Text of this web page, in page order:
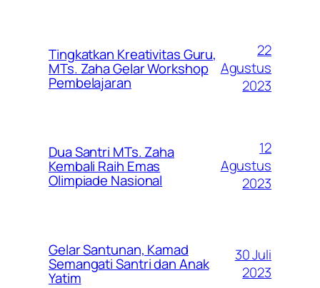
Tingkatkan Kreativitas Guru,
MTs. Zaha Gelar Workshop
Pembelajaran
22
Agustus
2023
Dua Santri MTs. Zaha
Kembali Raih Emas
Olimpiade Nasional
12
Agustus
2023
Gelar Santunan, Kamad
Semangati Santri dan Anak
Yatim
30 Juli
2023